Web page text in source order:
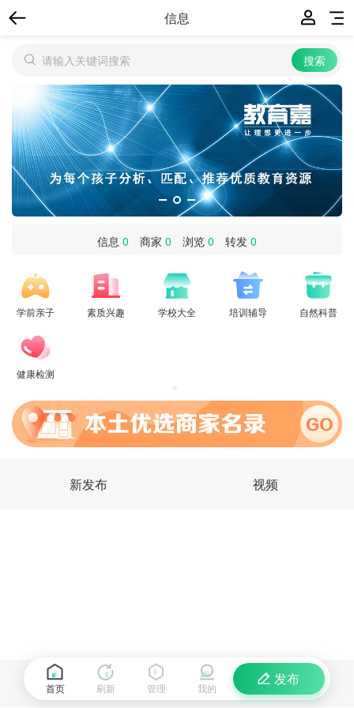
信息
信息 0 商家 0 浏览 0 转发 0
学前亲子 素质兴趣 学校大全 培训辅导 自然科普
健康检测
新发布 视频
首页 刷新
发布
管理 我的